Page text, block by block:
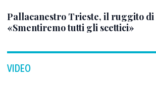
Pallacanestro Trieste, il ruggito di
«Smentiremo tutti gli scettici»
VIDEO